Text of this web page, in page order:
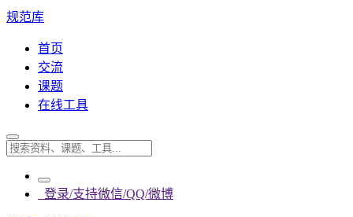
规范库
首页
交流
课题
在线工具
登录/支持微信/QQ/微博